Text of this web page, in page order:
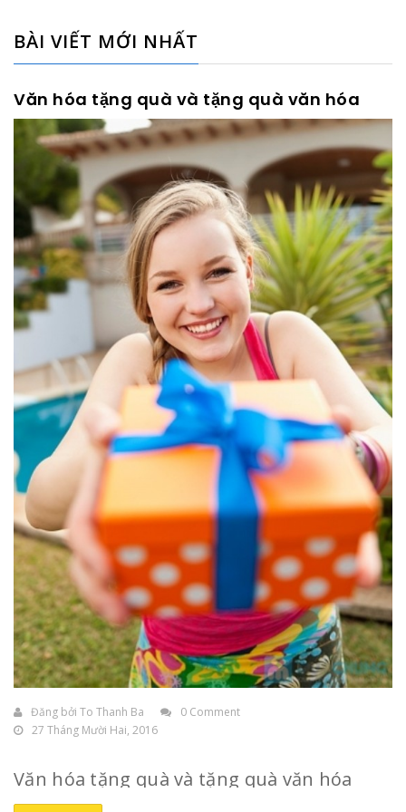
BÀI VIẾT MỚI NHẤT
Văn hóa tặng quà và tặng quà văn hóa
Đăng bởi To Thanh Ba
0 Comment
27 Tháng Mười Hai, 2016
Văn hóa tặng quà và tặng quà văn hóa
Tâm lý chung của mỗi người là đều thích được